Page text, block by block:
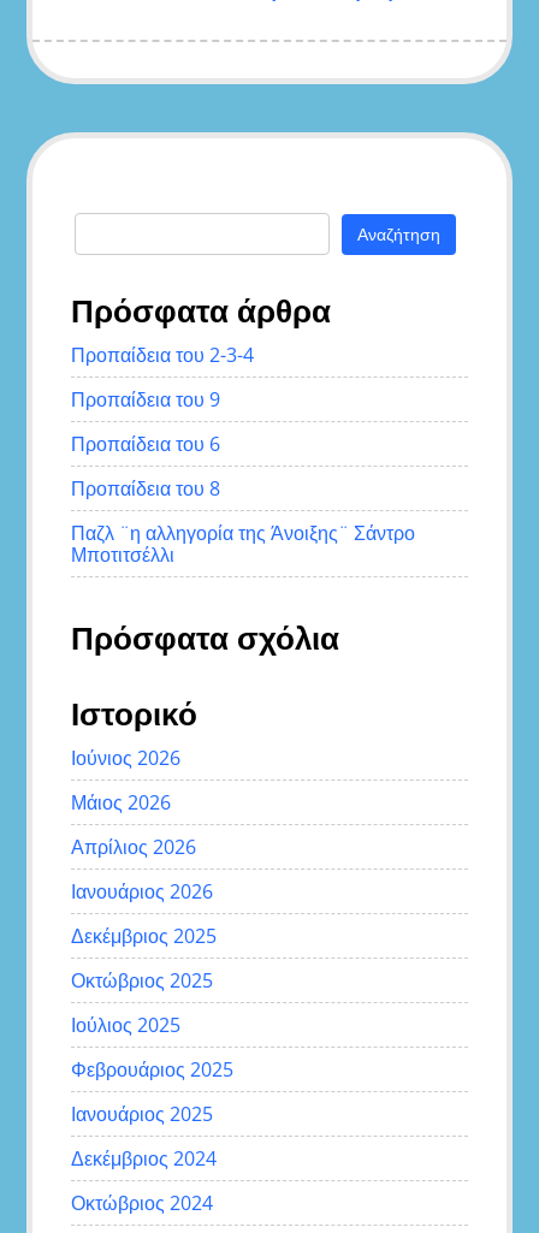
Αναζήτηση
Πρόσφατα άρθρα
Προπαίδεια του 2-3-4
Προπαίδεια του 9
Προπαίδεια του 6
Προπαίδεια του 8
Παζλ ¨η αλληγορία της Άνοιξης¨ Σάντρο
Μποτιτσέλλι
Πρόσφατα σχόλια
Ιστορικό
Ιούνιος 2026
Μάιος 2026
Απρίλιος 2026
Ιανουάριος 2026
Δεκέμβριος 2025
Οκτώβριος 2025
Ιούλιος 2025
Φεβρουάριος 2025
Ιανουάριος 2025
Δεκέμβριος 2024
Οκτώβριος 2024